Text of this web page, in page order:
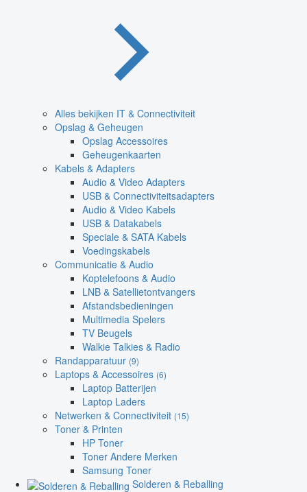
Alles bekijken IT & Connectiviteit
Opslag & Geheugen
Opslag Accessoires
Geheugenkaarten
Kabels & Adapters
Audio & Video Adapters
USB & Connectiviteitsadapters
Audio & Video Kabels
USB & Datakabels
Speciale & SATA Kabels
Voedingskabels
Communicatie & Audio
Koptelefoons & Audio
LNB & Satellietontvangers
Afstandsbedieningen
Multimedia Spelers
TV Beugels
Walkie Talkies & Radio
Randapparatuur (9)
Laptops & Accessoires (6)
Laptop Batterijen
Laptop Laders
Netwerken & Connectiviteit (15)
Toner & Printen
HP Toner
Toner Andere Merken
Samsung Toner
Solderen & Reballing